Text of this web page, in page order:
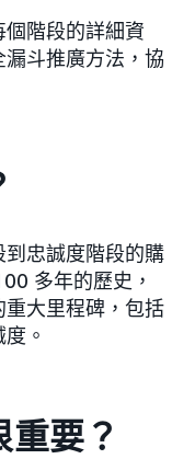
階段的詳細資
斗推廣方法，協
忠誠度階段的購
多年的歷史，
大里程碑，包括
。
要？